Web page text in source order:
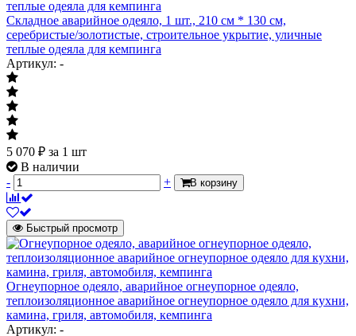
Складное аварийное одеяло, 1 шт., 210 см * 130 см,
серебристые/золотистые, строительное укрытие, уличные
теплые одеяла для кемпинга
Артикул: -
5 070 ₽ за 1 шт
В наличии
-
+ В корзину
Быстрый просмотр
Огнеупорное одеяло, аварийное огнеупорное одеяло,
теплоизоляционное аварийное огнеупорное одеяло для кухни,
камина, гриля, автомобиля, кемпинга
Артикул: -